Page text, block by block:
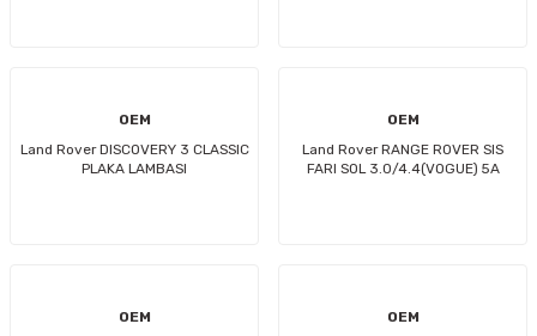
OEM
Land Rover DISCOVERY 3 CLASSIC
PLAKA LAMBASI
OEM
Land Rover RANGE ROVER SIS
FARI SOL 3.0/4.4(VOGUE) 5A
OEM
OEM